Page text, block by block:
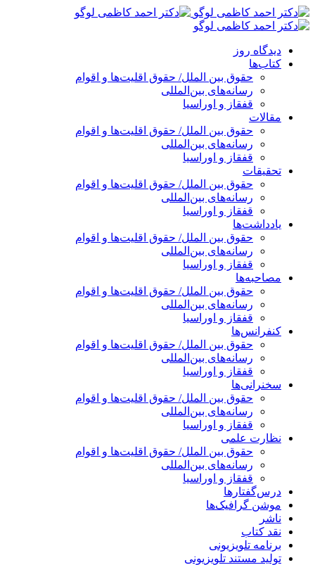
پرش
به
دیدگاه روز
کتاب‌ها
حقوق بین الملل/ حقوق اقلیت‌ها و اقوام
رسانه‌های بین‌المللی
قفقاز و اوراسیا
مقالات
حقوق بین الملل/ حقوق اقلیت‌ها و اقوام
رسانه‌های بین‌المللی
قفقاز و اوراسیا
تحقیقات
حقوق بین الملل/ حقوق اقلیت‌ها و اقوام
رسانه‌های بین‌المللی
قفقاز و اوراسیا
یادداشت‌ها
حقوق بین الملل/ حقوق اقلیت‌ها و اقوام
رسانه‌های بین‌المللی
قفقاز و اوراسیا
مصاحبه‌ها
حقوق بین الملل/ حقوق اقلیت‌ها و اقوام
رسانه‌های بین‌المللی
قفقاز و اوراسیا
کنفرانس‌ها
حقوق بین الملل/ حقوق اقلیت‌ها و اقوام
رسانه‌های بین‌المللی
قفقاز و اوراسیا
سخنرانی‌ها
حقوق بین الملل/ حقوق اقلیت‌ها و اقوام
رسانه‌های بین‌المللی
قفقاز و اوراسیا
نظارت علمی
حقوق بین الملل/ حقوق اقلیت‌ها و اقوام
رسانه‌های بین‌المللی
قفقاز و اوراسیا
درس‌گفتارها
موشن گرافیک‌ها
ناشر
نقد کتاب
برنامه‌ تلویزیونی
تولید مستند تلویزیونی